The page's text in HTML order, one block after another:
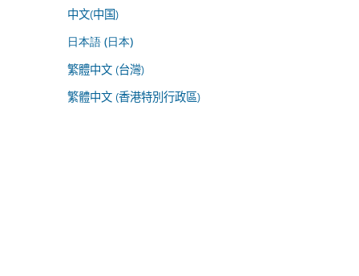
中文(中国)
日本語 (日本)
繁體中文 (台灣)
繁體中文 (香港特別行政區)